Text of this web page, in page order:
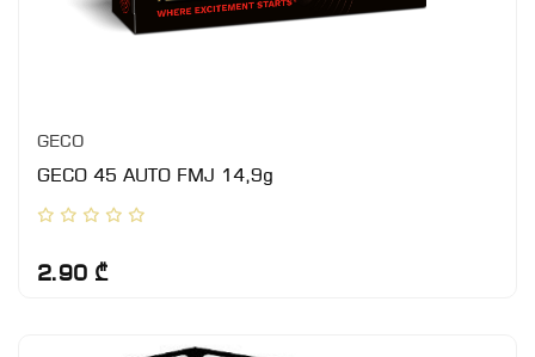
GECO
GECO 45 AUTO FMJ 14,9g
2.90 ₾